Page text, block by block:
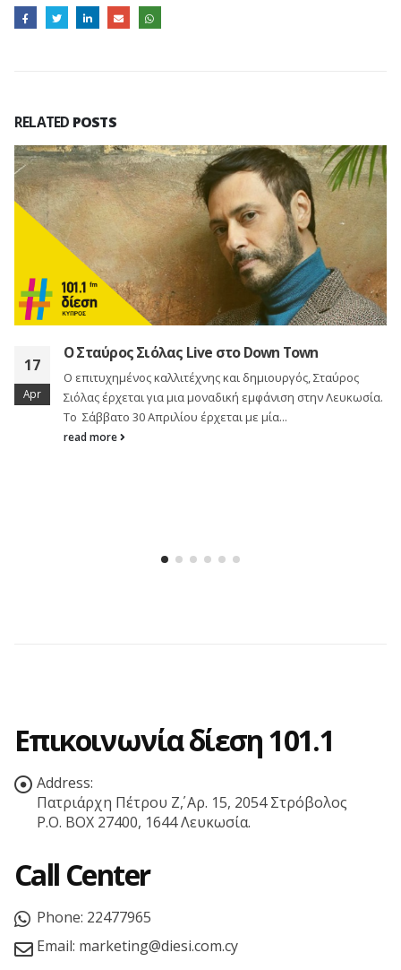
RELATED POSTS
19
Feb
Σοφία Μουτίδου is back!
Μετά τις sold-out καλοκαιρινές παραστάσεις της, σε
Ελλάδα και Κύπρο, η αγαπημένη stand-up comedian,
επιστρέφει στην σκηνή… του εγκλήματος για...
read more
Επικοινωνία δίεση 101.1
Address:
Πατριάρχη Πέτρου Ζ΄, Αρ. 15, 2054 Στρόβολος
P.O. BOX 27400, 1644 Λευκωσία.
Call Center
Phone: 22477965
Email: marketing@diesi.com.cy